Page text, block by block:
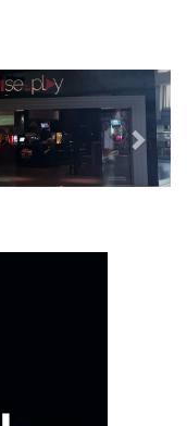
Next